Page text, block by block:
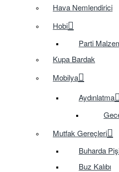
Hava Nemlendirici
Hobi
Parti
Kupa Bardak
Mobilya
Aydınlatma
Mutfak Gereçleri
Buharda
Buz Kalıbı